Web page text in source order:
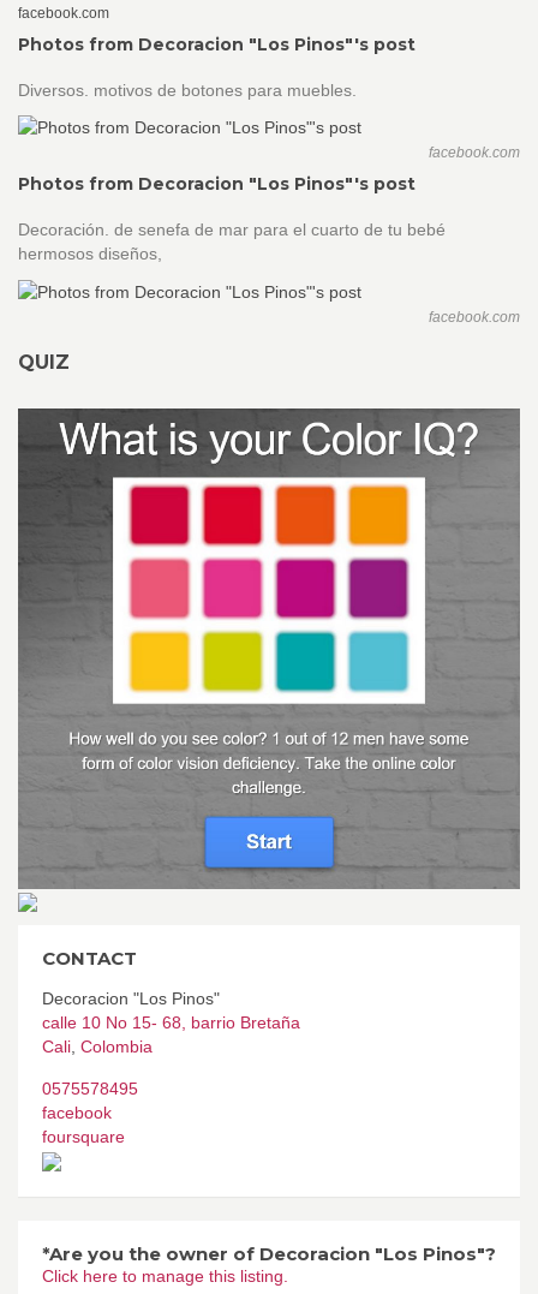
facebook.com
Photos from Decoracion "Los Pinos"'s post
Diversos. motivos de botones para muebles.
facebook.com
Photos from Decoracion "Los Pinos"'s post
Decoración. de senefa de mar para el cuarto de tu bebé
hermosos diseños,
facebook.com
QUIZ
CONTACT
Decoracion "Los Pinos"
calle 10 No 15- 68, barrio Bretaña
Cali Colombia
0575578495
facebook
foursquare
*Are you the owner of Decoracion "Los Pinos"?
Click here to manage this listing.